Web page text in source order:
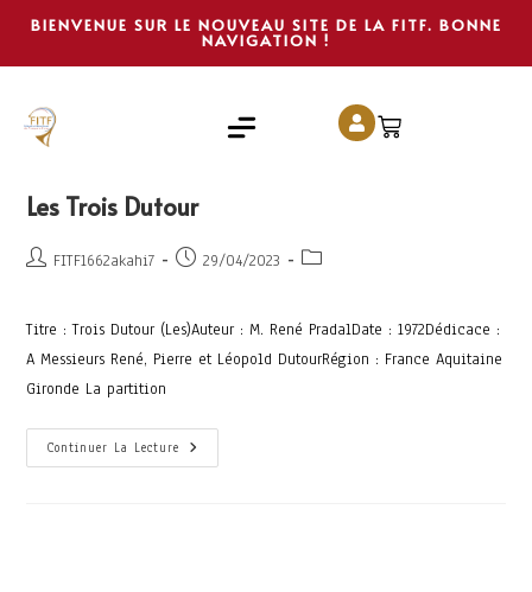
BIENVENUE SUR LE NOUVEAU SITE DE LA FITF. BONNE
NAVIGATION !
Les Trois Dutour
FITF1662akahi7 29/04/2023
Titre : Trois Dutour (Les)Auteur : M. René PradalDate : 1972Dédicace :
A Messieurs René, Pierre et Léopold DutourRégion : France Aquitaine
Gironde La partition
Continuer La Lecture